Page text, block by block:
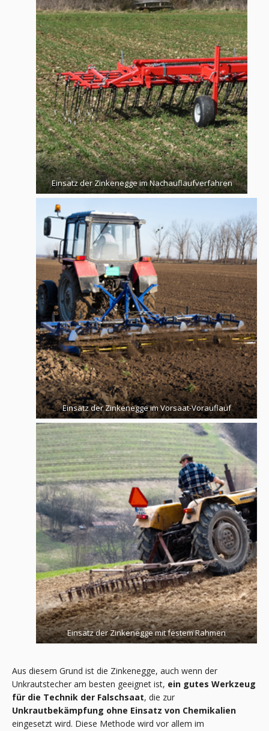
Einsatz der Zinkenegge im Nachauflaufverfahren
Einsatz der Zinkenegge im Vorsaat-Vorauflauf
Einsatz der Zinkenegge mit festem Rahmen
Aus diesem Grund ist die Zinkenegge, auch wenn der
Unkrautstecher am besten geeignet ist, ein gutes Werkzeug
für die Technik der Falschsaat, die zur
Unkrautbekämpfung ohne Einsatz von Chemikalien
eingesetzt wird. Diese Methode wird vor allem im